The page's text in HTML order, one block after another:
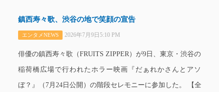
鎮西寿々歌、渋谷の地で笑顔の宣告
エンタメNEWS 2026年7月9日5:10 PM
俳優の鎮西寿々歌（FRUITS ZIPPER）が9日、東京・渋谷の
稲荷橋広場で行われたホラー映画『だぁれかさんとアソ
ぼ？』（7月24日公開）の階段セレモニーに参加した。 【全